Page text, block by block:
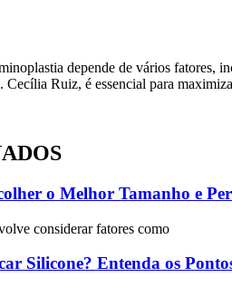
depende de vários fatores,
Ruiz, é essencial para
o Melhor Tamanho e
considerar fatores como
Silicone? Entenda os